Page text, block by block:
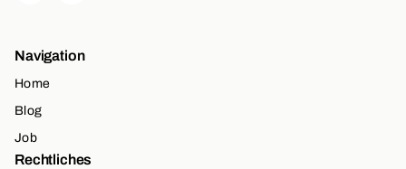
Navigation
Home
Blog
Job
Rechtliches